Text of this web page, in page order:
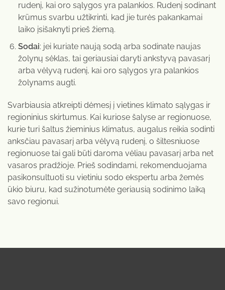
rudenį, kai oro sąlygos yra palankios. Rudenį sodinant
krūmus svarbu užtikrinti, kad jie turės pakankamai
laiko įsišaknyti prieš žiemą.
Sodai: jei kuriate naują sodą arba sodinate naujas
žolynų sėklas, tai geriausiai daryti ankstyvą pavasarį
arba vėlyvą rudenį, kai oro sąlygos yra palankios
žolynams augti.
Svarbiausia atkreipti dėmesį į vietines klimato sąlygas ir
regioninius skirtumus. Kai kuriose šalyse ar regionuose,
kurie turi šaltus žieminius klimatus, augalus reikia sodinti
anksčiau pavasarį arba vėlyvą rudenį, o šiltesniuose
regionuose tai gali būti daroma vėliau pavasarį arba net
vasaros pradžioje. Prieš sodindami, rekomenduojama
pasikonsultuoti su vietiniu sodo ekspertu arba žemės
ūkio biuru, kad sužinotumėte geriausią sodinimo laiką
savo regionui.